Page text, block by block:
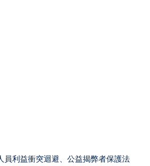
員利益衝突迴避、公益揭弊者保護法